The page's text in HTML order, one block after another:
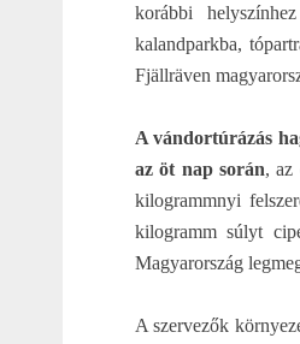
korábbi
kalandparkba,
Fjällräven
A vándortúrázás
az öt nap során, az
kilogrammnyi
kilogramm súlyt
Magyarország
A szervezők